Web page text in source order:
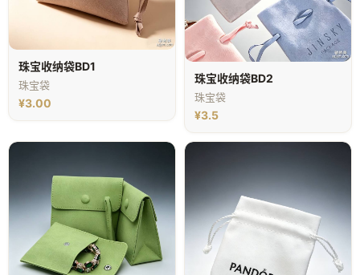
珠宝收纳袋BD1
珠宝袋
¥3.00
珠宝收纳袋BD2
珠宝袋
¥3.5